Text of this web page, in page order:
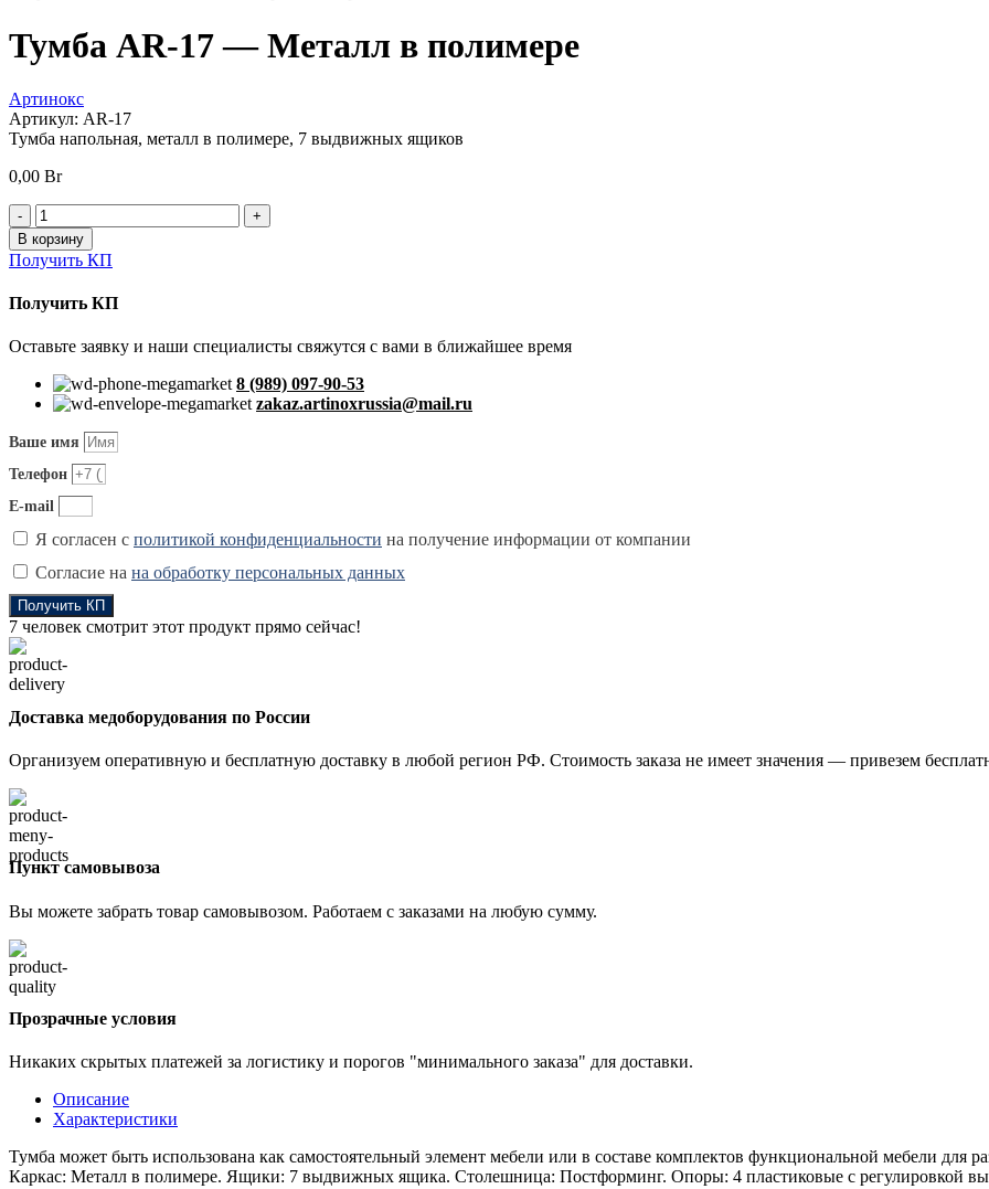
Тумба AR-17 — Металл в полимере
Артинокс
Артикул: AR-17
Тумба напольная, металл в полимере, 7 выдвижных ящиков
0,00 Br
Количество
товара
Тумба
AR-
-
в
полимере
В корзину
Получить КП
Получить КП
Оставьте заявку и наши специалисты свяжутся с вами в ближайшее время
8 (989) 097-90-53
zakaz.artinoxrussia@mail.ru
Ваше имя
Телефон
E-mail
Я согласен с политикой конфиденциальности на получение информации от компании
Согласие на на обработку персональных данных
Получить КП
7 человек смотрит этот продукт прямо сейчас!
Доставка медоборудования по России
Организуем оперативную и бесплатную доставку в любой регион РФ. Стоимость заказа не имеет значения — привезем
Пункт самовывоза
Вы можете забрать товар самовывозом. Работаем с заказами на любую сумму.
Прозрачные условия
Никаких скрытых платежей за логистику и порогов "минимального заказа" для доставки.
Описание
Характеристики
Тумба может быть использована как самостоятельный элемент мебели или в составе комплектов функциональной мебели для
Каркас: Металл в полимере. Ящики: 7 выдвижных ящика. Столешница: Постформинг. Опоры: 4 пластиковые с регулировкой